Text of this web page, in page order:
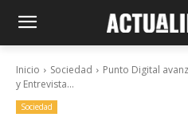
Inicio Sociedad
Punto Digital
y Entrevista...
Sociedad